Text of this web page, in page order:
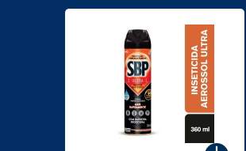
Ofertas Arena Mais
Ofertas Cartão Fácil pra Pagar